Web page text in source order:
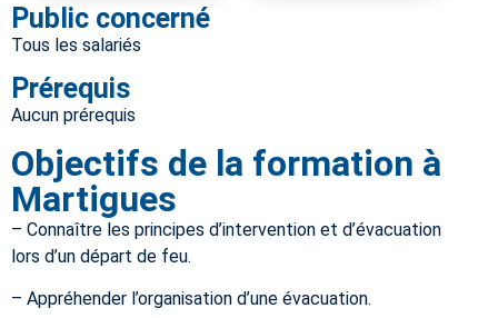
Public concerné
Tous les salariés
Prérequis
Aucun prérequis
Objectifs de la formation à
Martigues
– Connaître les principes d’intervention et d’évacuation
lors d’un départ de feu.
– Appréhender l’organisation d’une évacuation.